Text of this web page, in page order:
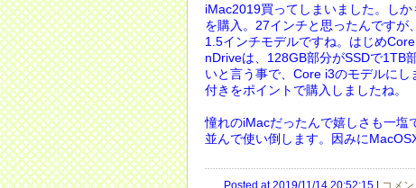
iMac2019買ってしまいました。し
を購入。27インチと思ったんですが
1.5インチモデルですね。はじめ
nDriveは、128GB部分がSSDで1TB
いと言う事で、Core i3のモデルに
付きをポイントで購入しましたね。
憧れのiMacだったんで嬉しさも一塩
並んで使い倒します。因みに
Posted at 2019/11/14 20:52:15 | コメ